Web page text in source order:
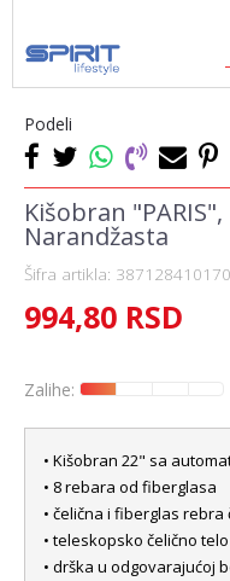
Podeli
Kišobran
Narandžasta
Šifra artikla:
994,80 RSD
Zalihe:
• Kišobran 22" sa
• 8 rebara od fiberglasa
• čelična i fiberglas
• teleskopsko čelično telo
• drška u odgovarajućoj